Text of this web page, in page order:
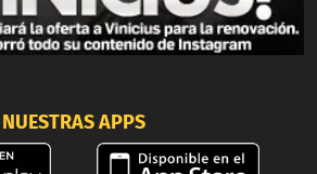
NUESTRAS APPS